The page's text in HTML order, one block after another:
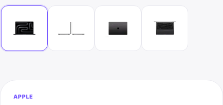
APPLE